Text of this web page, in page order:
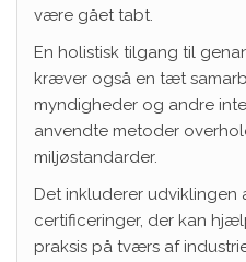
være gået tabt.
En holistisk tilgang til
kræver også en tæt
myndigheder og andre
anvendte metoder
miljøstandarder.
Det inkluderer udviklingen
certificeringer, der kan
praksis på tværs af